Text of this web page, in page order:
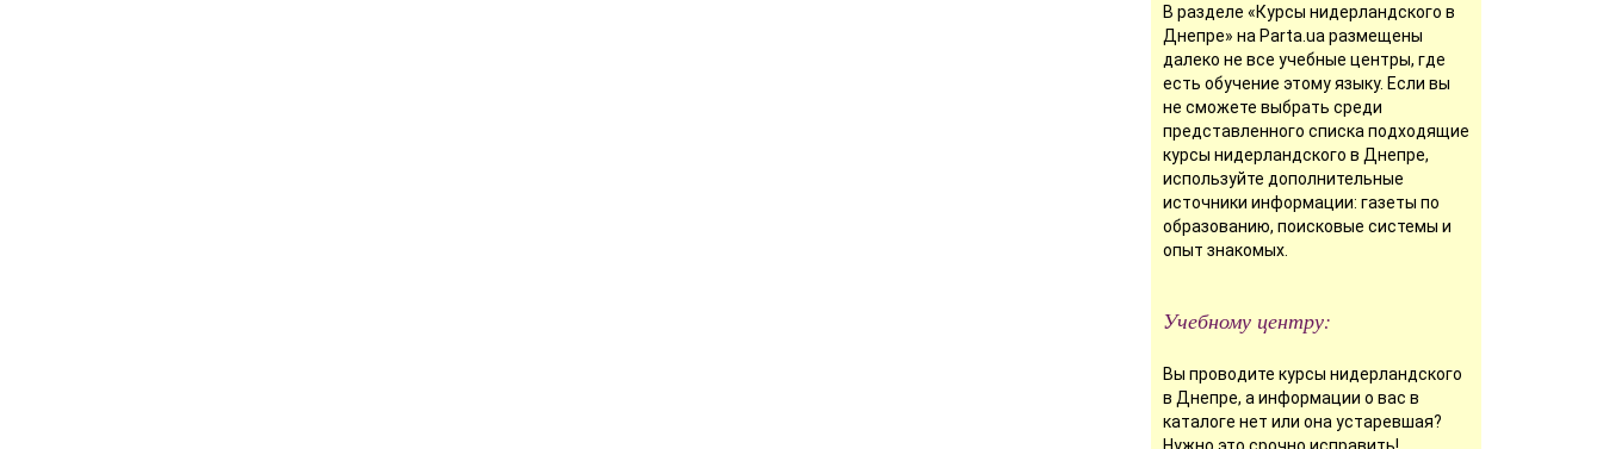
В разделе «Курсы нидерландского в
Днепре» на Parta.ua размещены
далеко не все учебные центры, где
есть обучение этому языку. Если вы
не сможете выбрать среди
представленного списка подходящие
курсы нидерландского в Днепре,
используйте дополнительные
источники информации: газеты по
образованию, поисковые системы и
опыт знакомых.
Учебному центру:
Вы проводите курсы нидерландского
в Днепре, а информации о вас в
каталоге нет или она устаревшая?